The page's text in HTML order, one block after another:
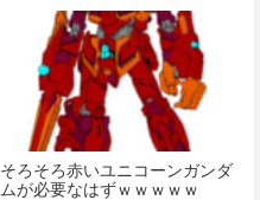
そろそろ赤いユニコーンガンダ
ムが必要なはずｗｗｗｗｗ